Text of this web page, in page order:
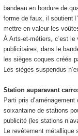
bandeau en bordure de
forme de faux, il soutient
mettre en valeur les
À Arts-et-métiers, c’est
publicitaires, dans le
les sièges coques créés
Les sièges suspendus
Station auparavant
Parti pris
soixantaine de stations
publicité (les stations
Le revêtement